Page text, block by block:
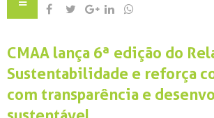
CMAA lança 6ª edição do
Sustentabilidade e reforça
com transparência e